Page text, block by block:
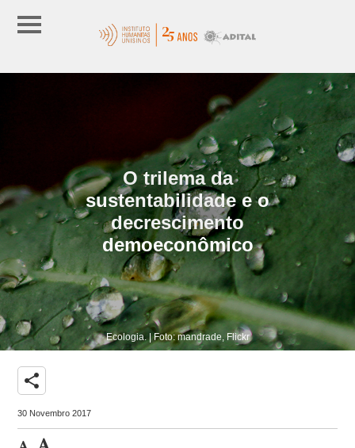
O trilema da
sustentabilidade e o
decrescimento
demoeconômico
Ecologia. | Foto: mandrade, Flickr
share
30 Novembro 2017